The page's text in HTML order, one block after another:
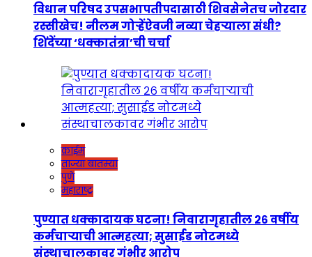
विधान परिषद उपसभापतीपदासाठी शिवसेनेतच जोरदार
रस्सीखेच! नीलम गोऱ्हेंऐवजी नव्या चेहऱ्याला संधी?
शिंदेंच्या ‘धक्कातंत्रा’ची चर्चा
क्राईम
ताज्या बातम्या
पुणे
महाराष्ट्र
पुण्यात धक्कादायक घटना! निवारागृहातील २६ वर्षीय
कर्मचाऱ्याची आत्महत्या; सुसाईड नोटमध्ये
संस्थाचालकावर गंभीर आरोप